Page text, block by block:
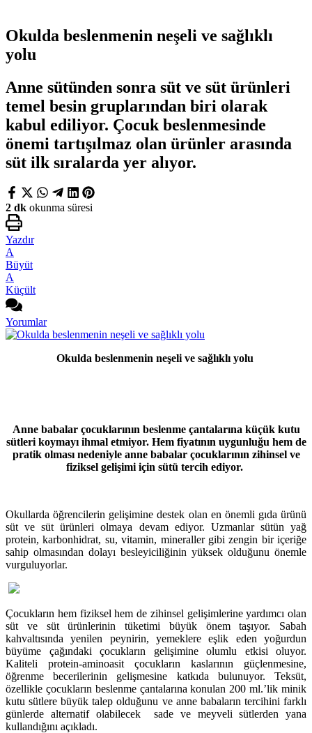
Okulda beslenmenin neşeli ve sağlıklı
yolu
Anne sütünden sonra süt ve süt ürünleri
temel besin gruplarından biri olarak
kabul ediliyor. Çocuk beslenmesinde
önemi tartışılmaz olan ürünler arasında
süt ilk sıralarda yer alıyor.
2 dk okunma süresi
Yazdır
A
Büyüt
A
Küçült
Yorumlar
Okulda beslenmenin neşeli ve sağlıklı yolu
Anne babalar çocuklarının beslenme çantalarına küçük kutu
sütleri koymayı ihmal etmiyor. Hem fiyatının uygunluğu hem de
pratik olması nedeniyle anne babalar çocuklarının zihinsel ve
fiziksel gelişimi için sütü tercih ediyor.
Okullarda öğrencilerin gelişimine destek olan en önemli gıda ürünü
süt ve süt ürünleri olmaya devam ediyor. Uzmanlar sütün yağ
protein, karbonhidrat, su, vitamin, mineraller gibi zengin bir içeriğe
sahip olmasından dolayı besleyiciliğinin yüksek olduğunu önemle
vurguluyorlar.
Çocukların hem fiziksel hem de zihinsel gelişimlerine yardımcı olan
süt ve süt ürünlerinin tüketimi büyük önem taşıyor. Sabah
kahvaltısında yenilen peynirin, yemeklere eşlik eden yoğurdun
büyüme çağındaki çocukların gelişimine olumlu etkisi oluyor.
Kaliteli protein-aminoasit çocukların kaslarının güçlenmesine,
öğrenme becerilerinin gelişmesine katkıda bulunuyor. Teksüt,
özellikle çocukların beslenme çantalarına konulan 200 ml.’lik minik
kutu sütlere büyük talep olduğunu ve anne babaların tercihini farklı
günlerde alternatif olabilecek sade ve meyveli sütlerden yana
kullandığını açıkladı.